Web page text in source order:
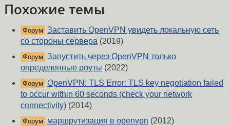
Похожие темы
Форум Заставить OpenVPN увидеть локальную сеть
со стороны сервера (2019)
Форум Запустить через OpenVPN только
определенные роуты (2022)
Форум OpenVPN: TLS Error: TLS key negotiation failed
to occur within 60 seconds (check your network
connectivity) (2014)
Форум маршрутизация в openvpn (2012)